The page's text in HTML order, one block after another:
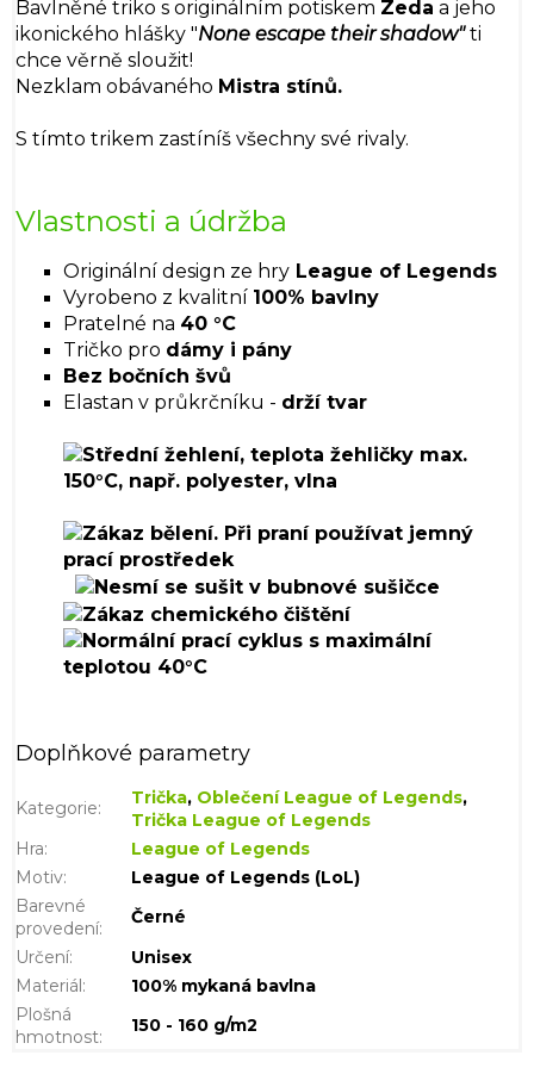
Bavlněné triko s originálním potiskem Zeda a jeho
ikonického hlášky "None escape their shadow"ti
chce věrně sloužit!
Nezklam obávaného Mistra stínů.
S tímto trikem zastíníš všechny své rivaly.
Vlastnosti a údržba
Originální design ze hry League of Legends
Vyrobeno z kvalitní 100% bavlny
Pratelné na 40 °C
Tričko pro dámy i pány
Bez bočních švů
Elastan v průkrčníku - drží tvar
Doplňkové parametry
Kategorie: Trička, Oblečení League of Legends,
Trička League of Legends
Hra:
League of Legends
Motiv:
League of Legends (LoL)
Barevné
provedení:
Černé
Určení:
Unisex
Materiál:
100% mykaná bavlna
Plošná
hmotnost:
150 - 160 g/m2